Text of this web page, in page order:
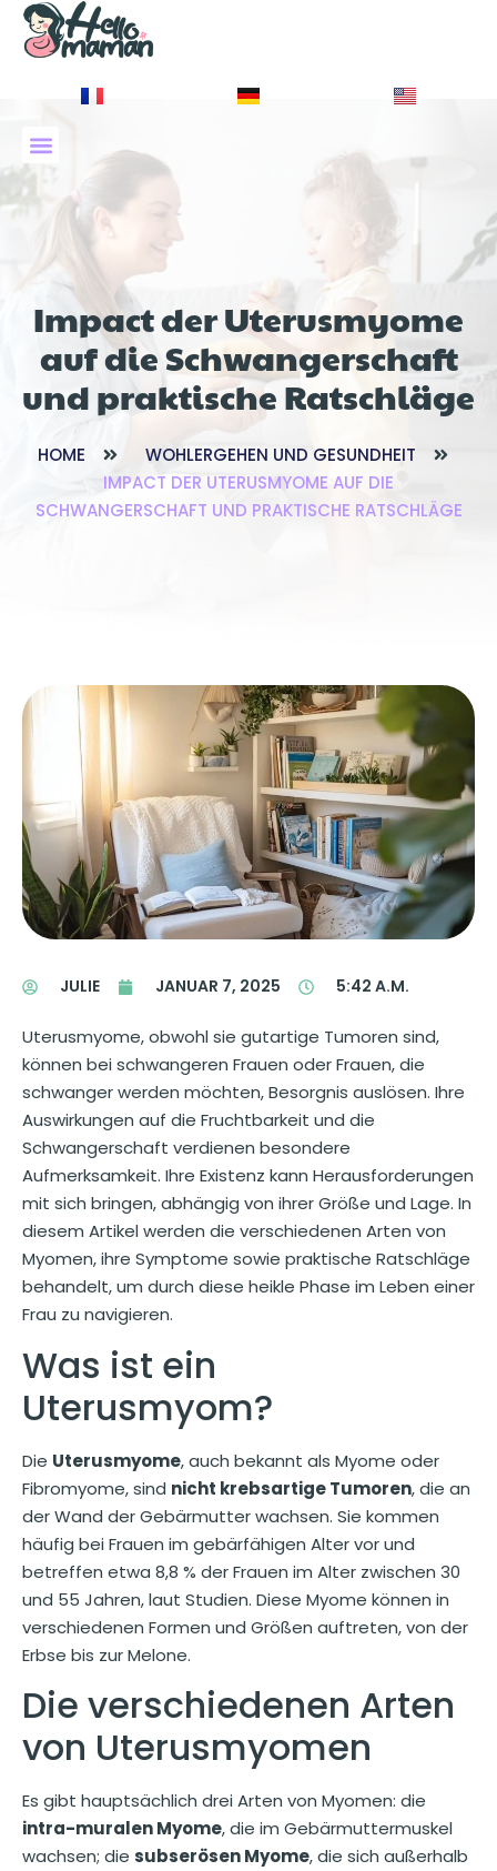
Impact der Uterusmyome
auf die Schwangerschaft
und praktische Ratschläge
HOME
WOHLERGEHEN UND GESUNDHEIT
IMPACT DER UTERUSMYOME AUF DIE
SCHWANGERSCHAFT UND PRAKTISCHE RATSCHLÄGE
JULIE JANUAR 7, 2025 5:42 A.M.
Uterusmyome, obwohl sie gutartige Tumoren sind,
können bei schwangeren Frauen oder Frauen, die
schwanger werden möchten, Besorgnis auslösen. Ihre
Auswirkungen auf die Fruchtbarkeit und die
Schwangerschaft verdienen besondere
Aufmerksamkeit. Ihre Existenz kann Herausforderungen
mit sich bringen, abhängig von ihrer Größe und Lage. In
diesem Artikel werden die verschiedenen Arten von
Myomen, ihre Symptome sowie praktische Ratschläge
behandelt, um durch diese heikle Phase im Leben einer
Frau zu navigieren.
Was ist ein
Uterusmyom?
Die Uterusmyome, auch bekannt als Myome oder
Fibromyome, sind nicht krebsartige Tumoren, die an
der Wand der Gebärmutter wachsen. Sie kommen
häufig bei Frauen im gebärfähigen Alter vor und
betreffen etwa 8,8 % der Frauen im Alter zwischen 30
und 55 Jahren, laut Studien. Diese Myome können in
verschiedenen Formen und Größen auftreten, von der
Erbse bis zur Melone.
Die verschiedenen Arten
von Uterusmyomen
Es gibt hauptsächlich drei Arten von Myomen: die
intra-muralen Myome, die im Gebärmuttermuskel
wachsen; die subserösen Myome, die sich außerhalb